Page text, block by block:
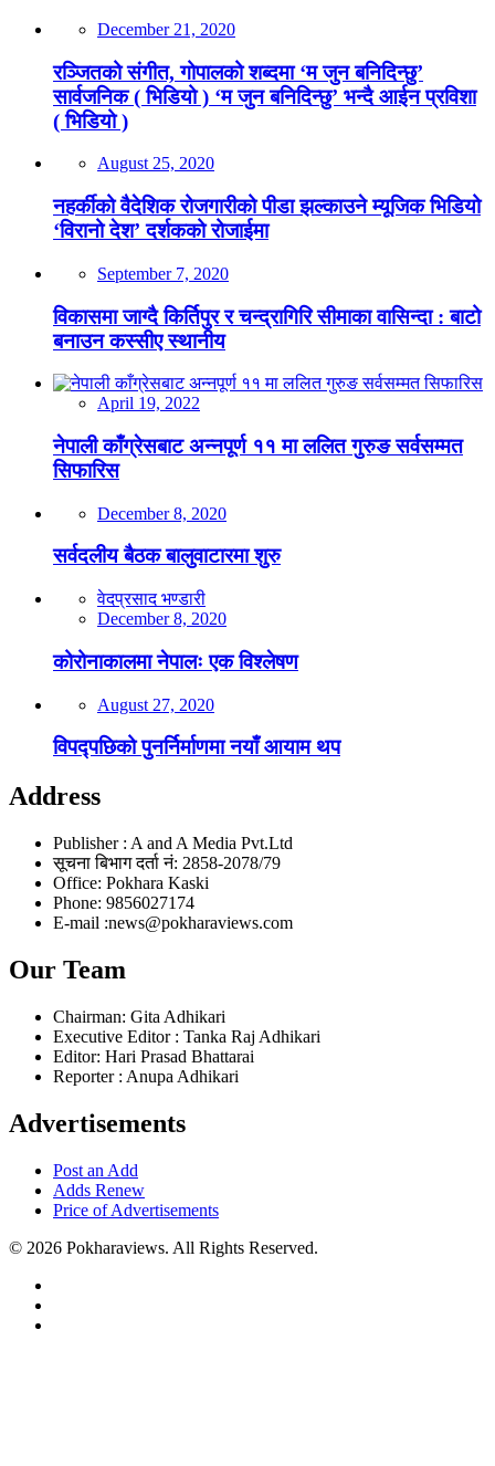
December 21, 2020
रञ्जितको संगीत, गोपालको शब्दमा ‘म जुन बनिदिन्छु’
सार्वजनिक ( भिडियो ) ‘म जुन बनिदिन्छु’ भन्दै आईन प्रविशा
( भिडियो )
August 25, 2020
नहर्कीको वैदेशिक रोजगारीको पीडा झल्काउने म्यूजिक भिडियो
‘विरानो देश’ दर्शकको रोजाईमा
September 7, 2020
विकासमा जाग्दै किर्तिपुर र चन्द्रागिरि सीमाका वासिन्दा : बाटो
बनाउन कस्सीए स्थानीय
April 19, 2022
नेपाली काँग्रेसबाट अन्नपूर्ण ११ मा ललित गुरुङ सर्वसम्मत
सिफारिस
December 8, 2020
सर्वदलीय बैठक बालुवाटारमा शुरु
वेदप्रसाद भण्डारी
December 8, 2020
कोरोनाकालमा नेपालः एक विश्लेषण
August 27, 2020
विपद्पछिको पुनर्निर्माणमा नयाँ आयाम थप
Address
Publisher : A and A Media Pvt.Ltd
सूचना बिभाग दर्ता नं: 2858-2078/79
Office: Pokhara Kaski
Phone: 9856027174
E-mail :news@pokharaviews.com
Our Team
Chairman: Gita Adhikari
Executive Editor : Tanka Raj Adhikari
Editor: Hari Prasad Bhattarai
Reporter : Anupa Adhikari
Advertisements
Post an Add
Adds Renew
Price of Advertisements
© 2026 Pokharaviews. All Rights Reserved.